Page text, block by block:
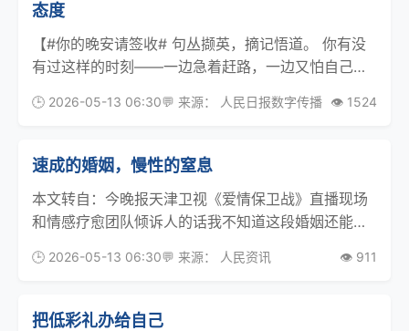
态度
【#你的晚安请签收# 句丛撷英，摘记悟道。 你有没
有过这样的时刻——一边急着赶路，一边又怕自己走
轻”》，像一位老朋友，轻轻拍了拍我们的肩膀。】文
🕒 2026-05-13 06:30💬 来源： 人民日报数字传播 👁️ 1524
速成的婚姻，慢性的窒息
本文转自：今晚报天津卫视《爱情保卫战》直播现场
和情感疗愈团队倾诉人的话我不知道这段婚姻还能撑
她恋爱两个月就订了婚，半年内领了证、办了婚礼，
回头看，我
🕒 2026-05-13 06:30💬 来源： 人民资讯 👁️ 911
把低彩礼办给自己